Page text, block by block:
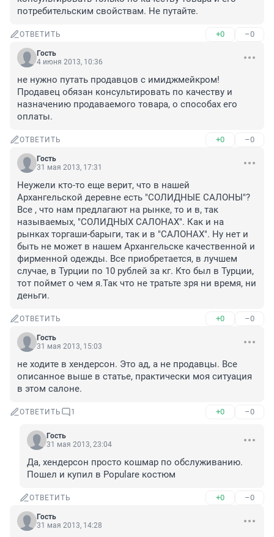
потребительским свойствам. Не путайте.
ОТВЕТИТЬ +0 –0
Гость
4 июня 2013, 10:36
не нужно путать продавцов с имиджмейкром!
Продавец обязан консультировать по качеству и
назначению продаваемого товара, о способах его
оплаты.
ОТВЕТИТЬ +0 –0
Гость
31 мая 2013, 17:31
Неужели кто-то еще верит, что в нашей
Архангельской деревне есть "СОЛИДНЫЕ САЛОНЫ"?
Все , что нам предлагают на рынке, то и в, так
называемых, "СОЛИДНЫХ САЛОНАХ". Как и на
рынках торгаши-барыги, так и в "САЛОНАХ". Ну нет и
быть не может в нашем Архангельске качественной и
фирменной одежды. Все приобретается, в лучшем
случае, в Турции по 10 рублей за кг. Кто был в Турции,
тот поймет о чем я.Так что не тратьте зря ни время, ни
деньги.
ОТВЕТИТЬ +0 –0
Гость
31 мая 2013, 15:03
не ходите в хендерсон. Это ад, а не продавцы. Все
описанное выше в статье, практически моя ситуация
в этом салоне.
ОТВЕТИТЬ 1 +0 –0
Гость
31 мая 2013, 23:04
Да, хендерсон просто кошмар по обслуживанию.
Пошел и купил в Populare костюм
ОТВЕТИТЬ +0 –0
Гость
31 мая 2013, 14:28